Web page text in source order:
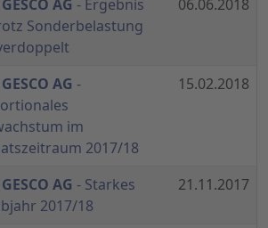
AG - Ergebnis
Sonderbelastung
06.06.2018
AG -
im
2017/18
15.02.2018
AG - Starkes
2017/18
21.11.2017